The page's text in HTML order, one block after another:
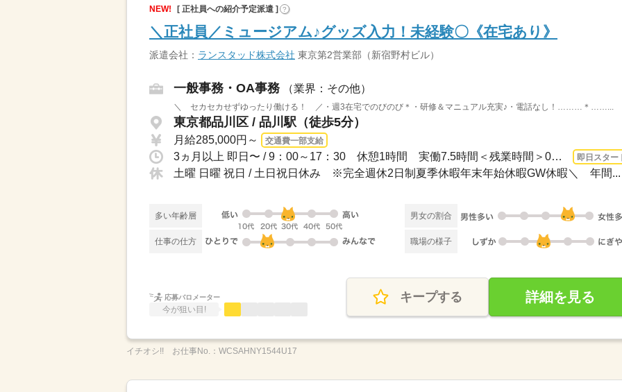
NEW! [ 正社員への紹介予定派遣 ] ?
＼正社員／ミュージアム♪グッズ入力！未経験〇《在宅あり》
派遣会社： ランスタッド株式会社 東京第2営業部（新宿野村ビル）
一般事務・OA事務 （業界：その他）
＼ セカセカせずゆったり働ける！ ／・週3在宅でのびのび＊・研修＆マニュアル充実♪・電話なし！………＊……...
東京都品川区 / 品川駅（徒歩5分）
月給285,000円～ 交通費一部支給
3ヵ月以上 即日〜 / 9：00～17：30 休憩1時間 実働7.5時間＜残業時間＞0～5h／月※残... 即日スター
土曜 日曜 祝日 / 土日祝日休み ※完全週休2日制夏季休暇年末年始休暇GW休暇＼ 年間...
多い年齢層 男女の割合
仕事の仕方 職場の様子
応募バロメーター
今が狙い目!
キープする 詳細を見る
イチオシ!! お仕事No.： WCSAHNY1544U17